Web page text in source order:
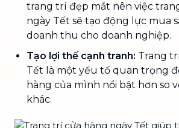
trang trí đẹp mắt nên việc
ngày Tết sẽ tạo động lực mua
doanh thu cho doanh nghiệp.
Tạo lợi thế cạnh tranh: Trang
Tết là một yếu tố quan trọng
hàng của mình nổi bật hơn so
khác.